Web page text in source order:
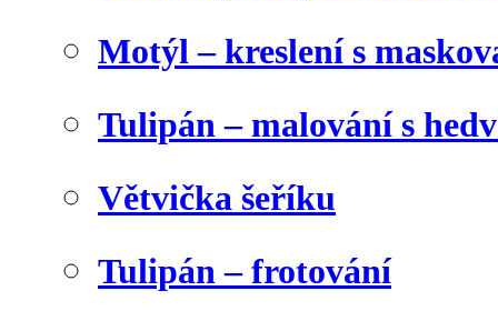
Motýl – kreslení s
Tulipán – malování s
Větvička šeříku
Tulipán – frotování